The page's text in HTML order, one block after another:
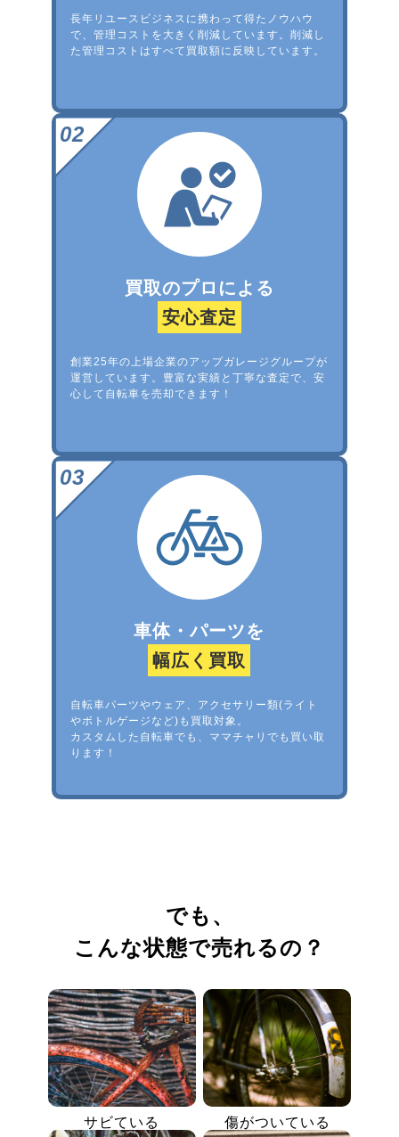
長年リユースビジネスに携わって得たノウハウ
で、管理コストを大きく削減しています。削減し
た管理コストはすべて買取額に反映しています。
買取のプロによる
安心査定
創業25年の上場企業のアップガレージグループが
運営しています。豊富な実績と丁寧な査定で、安
心して自転車を売却できます！
車体・パーツを
幅広く買取
自転車パーツやウェア、アクセサリー類(ライト
やボトルゲージなど)も買取対象。
カスタムした自転車でも、ママチャリでも買い取
ります！
でも、
こんな状態で売れるの？
サビている 傷がついている